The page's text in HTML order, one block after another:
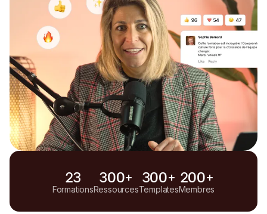
23
Formations
300+
Ressources
300+
Templates
200+
Membres